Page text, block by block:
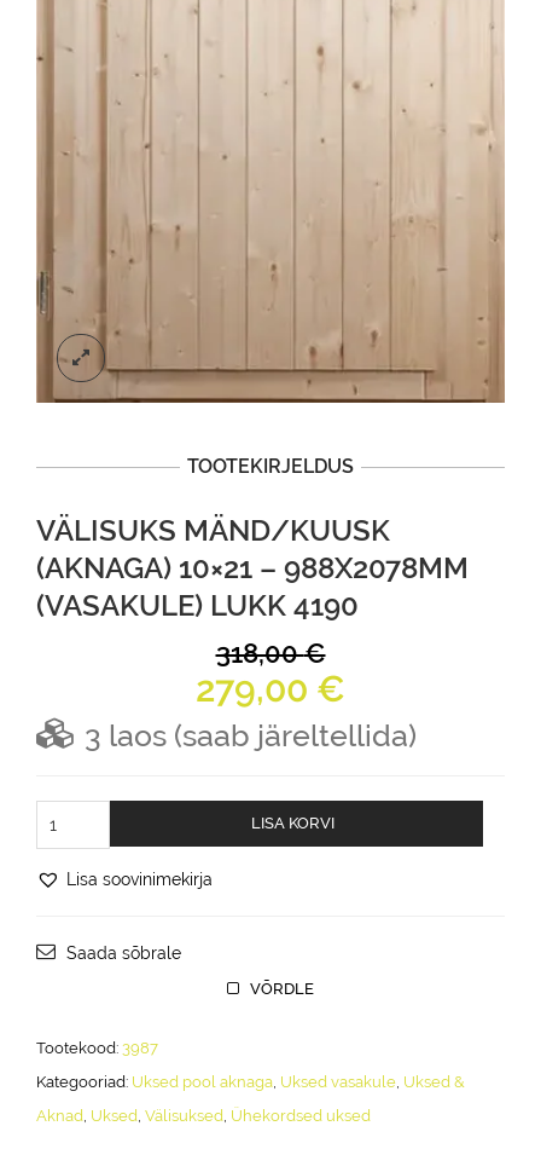
TOOTEKIRJELDUS
VÄLISUKS MÄND/KUUSK
(AKNAGA) 10×21 – 988X2078MM
(VASAKULE) LUKK 4190
318,00€
Original
price
was:
318,00 €.
279,00 €
price
is:
279,00 €.
3 laos (saab järeltellida)
Mänd/Kuusk
10x21
(vasakule)
LISA KORVI
Lisa soovinimekirja
Saada sõbrale
VÕRDLE
Tootekood: 3987
Kategooriad: Uksed pool aknaga, Uksed vasakule, Uksed &
Aknad, Uksed, Välisuksed, Ühekordsed uksed